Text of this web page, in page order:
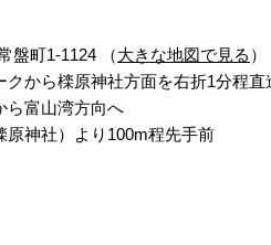
盤町1-1124 （大きな地図で見る ）
ら檪原神社方面を右折1分程直
富山湾方向へ
社）より100m程先手前